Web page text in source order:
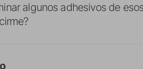
algunos adhesivos de